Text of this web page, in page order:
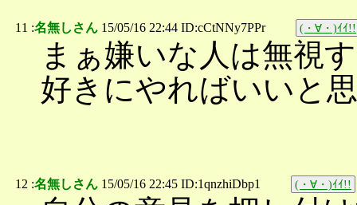
11 :名無しさん 15/05/16 22:44 ID:cCtNNy7PPr (・∀・)ｲｲ!!
まぁ嫌いな人は無視
好きにやればいいと
12 :名無しさん 15/05/16 22:45 ID:1qnzhiDbp1 (・∀・)ｲｲ!!